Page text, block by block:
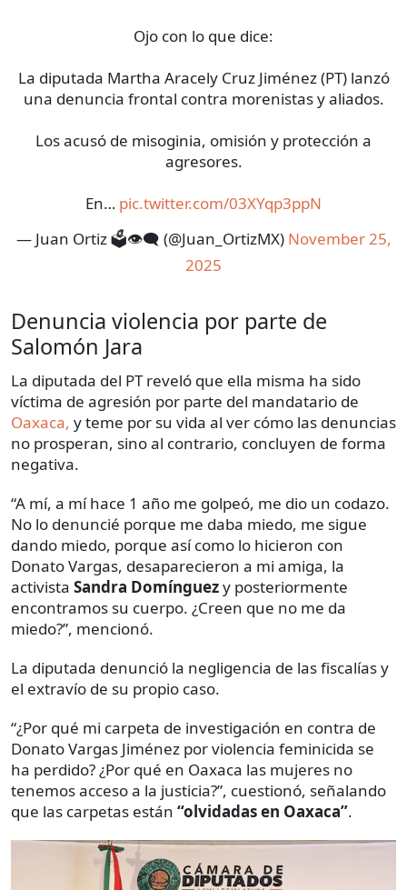
Ojo con lo que dice:
La diputada Martha Aracely Cruz Jiménez (PT) lanzó
una denuncia frontal contra morenistas y aliados.
Los acusó de misoginia, omisión y protección a
agresores.
En… pic.twitter.com/03XYqp3ppN
— Juan Ortiz 🗳️👁‍🗨 (@Juan_OrtizMX) November 25,
2025
Denuncia violencia por parte de
Salomón Jara
La diputada del PT reveló que ella misma ha sido
víctima de agresión por parte del mandatario de
Oaxaca, y teme por su vida al ver cómo las denuncias
no prosperan, sino al contrario, concluyen de forma
negativa.
“A mí, a mí hace 1 año me golpeó, me dio un codazo.
No lo denuncié porque me daba miedo, me sigue
dando miedo, porque así como lo hicieron con
Donato Vargas, desaparecieron a mi amiga, la
activista Sandra Domínguezy posteriormente
encontramos su cuerpo. ¿Creen que no me da
miedo?”, mencionó.
La diputada denunció la negligencia de las fiscalías y
el extravío de su propio caso.
“¿Por qué mi carpeta de investigación en contra de
Donato Vargas Jiménez por violencia feminicida se
ha perdido? ¿Por qué en Oaxaca las mujeres no
tenemos acceso a la justicia?”, cuestionó, señalando
que las carpetas están “olvidadas en Oaxaca”.